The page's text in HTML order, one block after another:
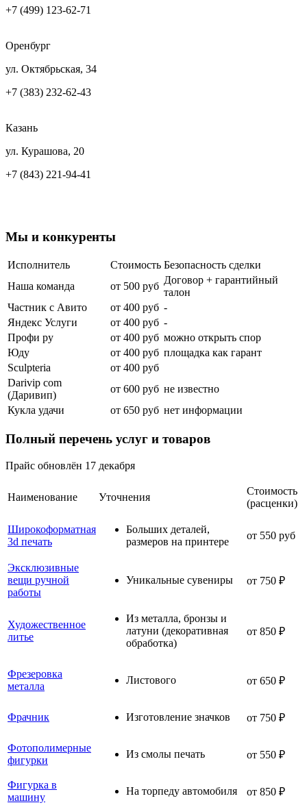
+7 (499) 123-62-71
Оренбург
ул. Октябрьская, 34
+7 (383) 232-62-43
Казань
ул. Курашова, 20
+7 (843) 221-94-41
Мы и конкуренты
Исполнитель Стоимость Безопасность сделки
Наша команда
от 500 руб
Договор + гарантийный
талон
Частник с Авито
от 400 руб -
Яндекс Услуги
от 400 руб -
Профи ру
от 400 руб можно открыть спор
Юду
от 400 руб площадка как гарант
Sculpteria
от 400 руб
Darivip com
(Даривип)
от 600 руб не известно
Кукла удачи
от 650 руб нет информации
Полный перечень услуг и товаров
Прайс обновлён 17 декабря
Наименование Уточнения
Стоимость
(расценки)
Широкоформатная
3d печать
Больших деталей,
размеров на принтере
от 550 руб
Эксклюзивные
вещи ручной
работы
Уникальные сувениры от 750 ₽
Художественное
литье
Из металла, бронзы и
латуни (декоративная
обработка)
от 850 ₽
Фрезеровка
металла
Листового от 650 ₽
Фрачник Изготовление значков от 750 ₽
Фотополимерные
фигурки
Из смолы печать от 550 ₽
Фигурка в
машину
На торпеду автомобиля от 850 ₽